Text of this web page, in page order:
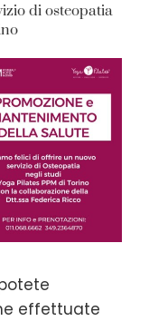
di osteopatia
effettuate